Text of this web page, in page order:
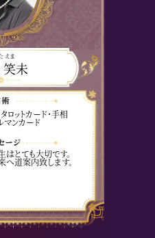
えま
未
ロットカード・手相
マンカード
とても大切です。
道案内致します。